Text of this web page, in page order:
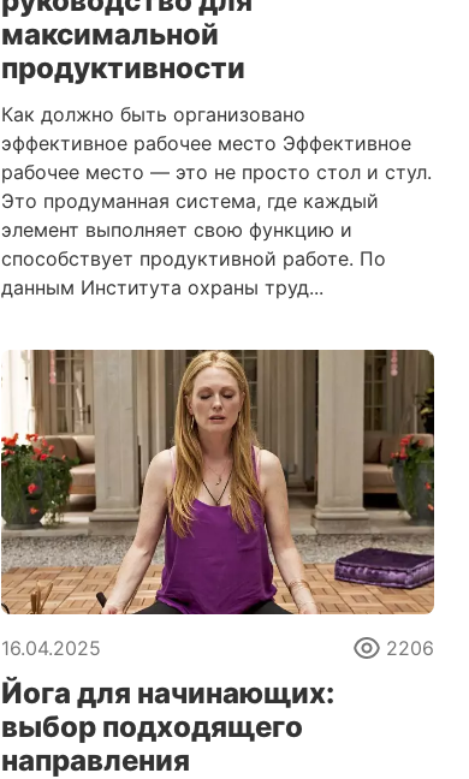
максимальной
продуктивности
Как должно быть организовано
эффективное рабочее место Эффективное
рабочее место — это не просто стол и стул.
Это продуманная система, где каждый
элемент выполняет свою функцию и
способствует продуктивной работе. По
данным Института охраны труд...
16.04.2025 2206
Йога для начинающих:
выбор подходящего
направления